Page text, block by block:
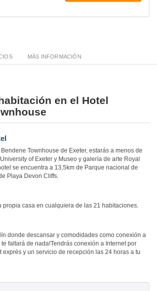
MÁS INFORMACIÓN
en el Hotel
Townhouse de Exeter, estarás a menos de
of Exeter y Museo y galería de arte Royal
se encuentra a 13,5km de Parque nacional de
Playa Devon Cliffs.
propia casa en cualquiera de las 21 habitaciones.
donde descansar y comodidades como conexión a
te faltará de nada!Tendrás conexión a Internet por
exprés y un servicio de recepción las 24 horas a tu